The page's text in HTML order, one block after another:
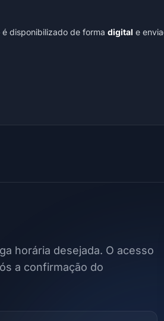
disponibilizado de forma digital e
horária desejada. O acesso
a confirmação do